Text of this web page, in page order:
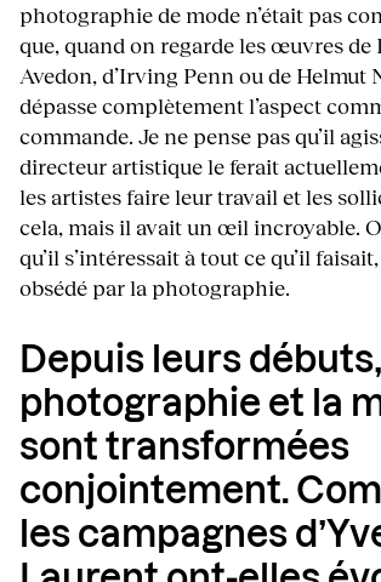
photographie de mode n’était pas
que, quand on regarde les œuvres de
Avedon, d’Irving Penn ou de Helmut
dépasse complètement l’aspect
commande. Je ne pense pas qu’il
directeur artistique le ferait
les artistes faire leur travail et les
cela, mais il avait un œil incroyable.
qu’il s’intéressait à tout ce qu’il
obsédé par la photographie.
Depuis leurs
photographie et la
sont transformées
conjointement.
les campagnes